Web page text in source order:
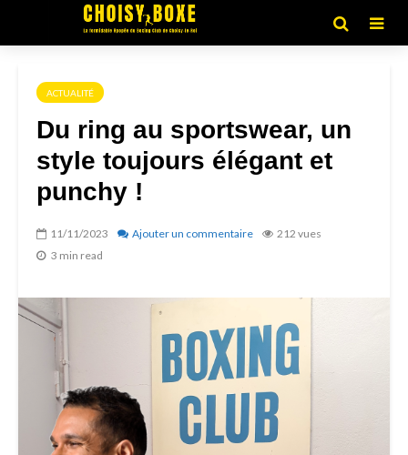
ACTUALITÉ
Du ring au sportswear, un
style toujours élégant et
punchy !
11/11/2023 Ajouter un commentaire
212 vues
3 min read